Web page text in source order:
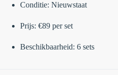
Conditie: Nieuwstaat
Prijs: €89 per set
Beschikbaarheid: 6 sets